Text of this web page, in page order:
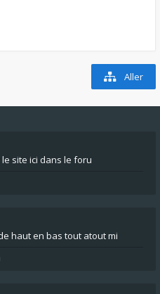
Aller
site ici dans le foru
haut en bas tout atout mi